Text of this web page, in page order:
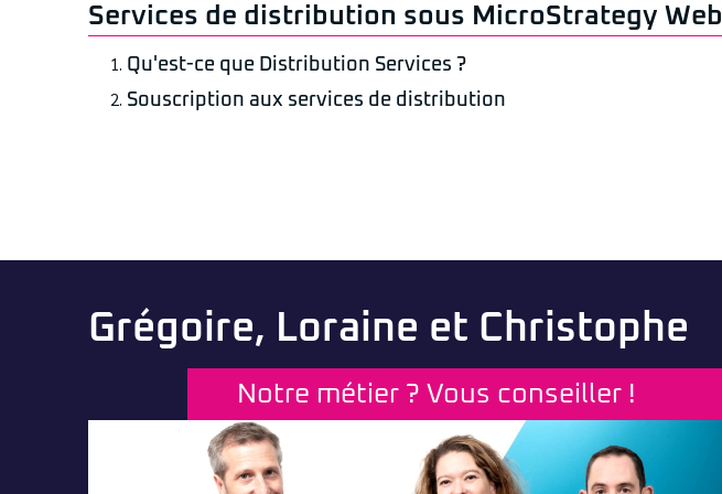
Services de distribution sous MicroStrategy Web
Qu'est-ce que Distribution Services ?
Souscription aux services de distribution
Grégoire, Loraine et Christophe
Notre métier ? Vous conseiller !